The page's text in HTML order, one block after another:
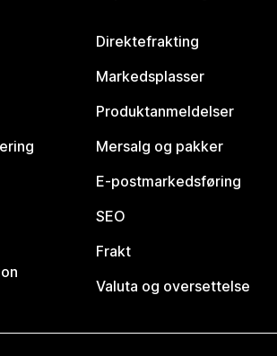
Direktefrakting
Markedsplasser
Produktanmeldelser
Mersalg og pakker
E-postmarkedsføring
SEO
Frakt
Valuta og oversettelse